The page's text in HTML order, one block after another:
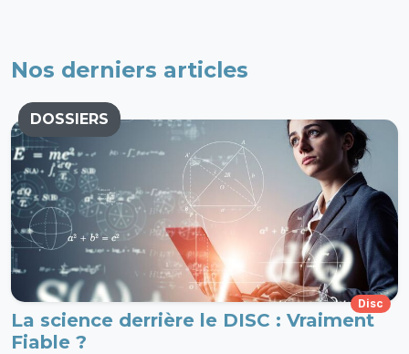
Nos derniers articles
DOSSIERS
Disc
La science derrière le DISC : Vraiment
Fiable ?